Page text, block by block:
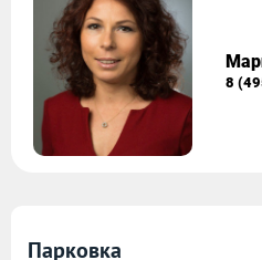
8
Парковка